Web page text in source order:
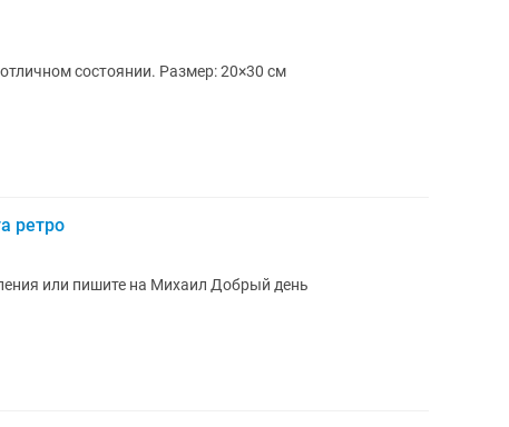
Плакаты города 18 штук. Плотные, в отличном состоянии. Размер: 20×30 см
ретро
или пишите на Михаил Добрый день